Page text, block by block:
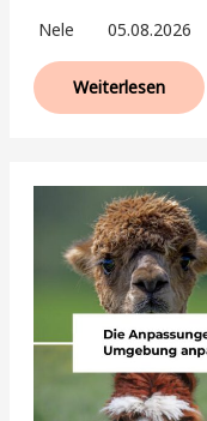
Nele 05.08.2026
Weiterlesen